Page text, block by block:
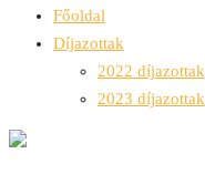
Főoldal
Díjazottak
2022 díjazottak
2023 díjazottak